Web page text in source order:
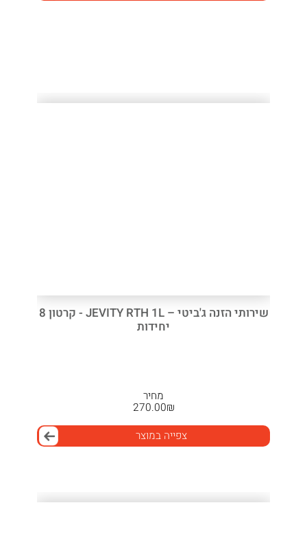
שירותי הזנה ג'ביטי – JEVITY RTH 1L - קרטון 8
יחידות
מחיר
₪
270.00
צפייה במוצר